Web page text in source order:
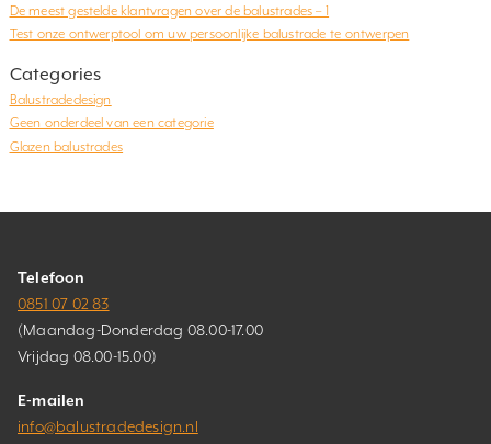
De meest gestelde klantvragen over de balustrades – 1
Test onze ontwerptool om uw persoonlijke balustrade te ontwerpen
Categories
Balustradedesign
Geen onderdeel van een categorie
Glazen balustrades
Telefoon
0851 07 02 83
(Maandag-Donderdag 08.00-17.00
Vrijdag 08.00-15.00)
E-mailen
info@balustradedesign.nl